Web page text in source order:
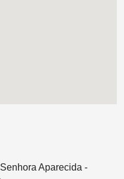
Aparecida -